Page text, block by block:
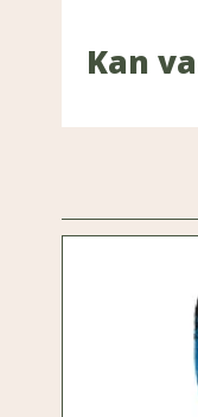
Kan